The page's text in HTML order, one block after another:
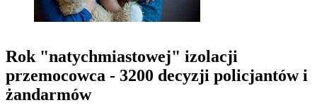
Rok "natychmiastowej" izolacji
przemocowca - 3200 decyzji policjantów i
żandarmów